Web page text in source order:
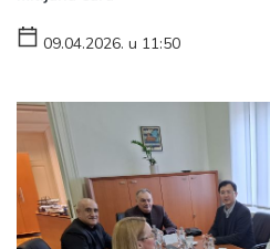
09.04.2026. u 11:50